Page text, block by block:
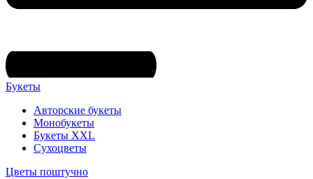
Букеты
Авторские букеты
Монобукеты
Букеты XXL
Сухоцветы
Цветы поштучно